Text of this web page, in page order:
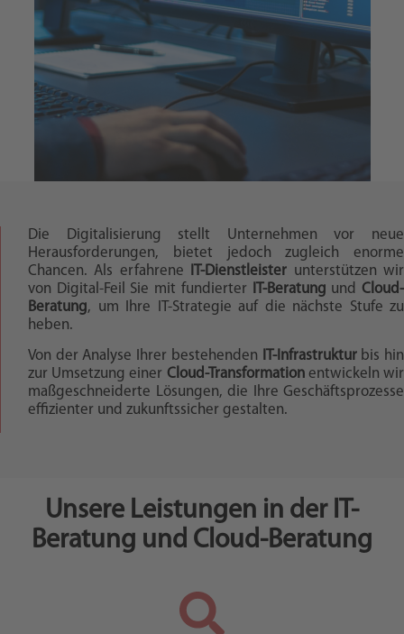
Die Digitalisierung stellt Unternehmen vor neue
Herausforderungen, bietet jedoch zugleich enorme
Chancen. Als erfahrene
IT-Dienstleister unterstützen wir
von Digital-Feil Sie mit fundierter
IT-Beratung undCloud-
Beratung, um Ihre IT-Strategie auf die nächste Stufe zu
heben.
Von der Analyse Ihrer bestehenden IT-Infrastrukturbis hin
zur Umsetzung einer Cloud-Transformationentwickeln wir
maßgeschneiderte Lösungen, die Ihre Geschäftsprozesse
effizienter und zukunftssicher gestalten.
Unsere Leistungen in der IT-
Beratung und Cloud-Beratung